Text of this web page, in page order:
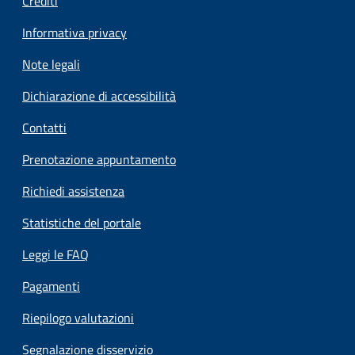
Informativa privacy
Note legali
Dichiarazione di accessibilità
Contatti
Prenotazione appuntamento
Richiedi assistenza
Statistiche del portale
Leggi le FAQ
Pagamenti
Riepilogo valutazioni
Segnalazione disservizio